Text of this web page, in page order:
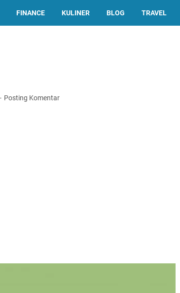
FINANCE KULINER BLOG TRAVEL
Posting Komentar